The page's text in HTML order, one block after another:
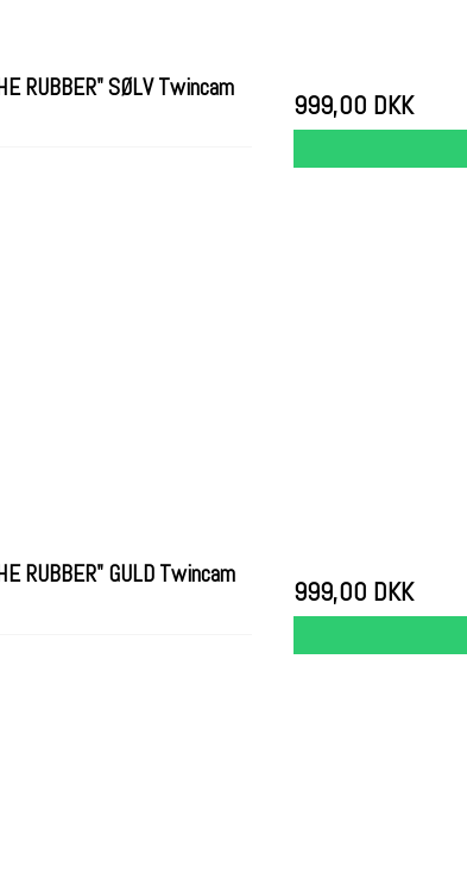
RUBBER" SØLV Twincam
999,00 DKK
RUBBER" GULD Twincam
999,00 DKK